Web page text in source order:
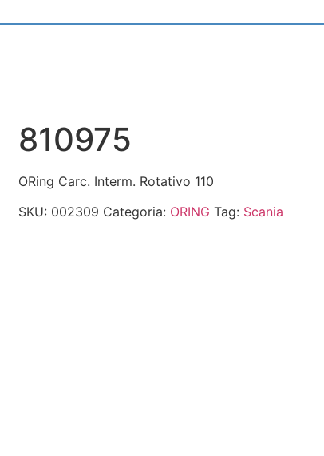
810975
ORing Carc. Interm. Rotativo 110
SKU: 002309 Categoria: ORING Tag: Scania